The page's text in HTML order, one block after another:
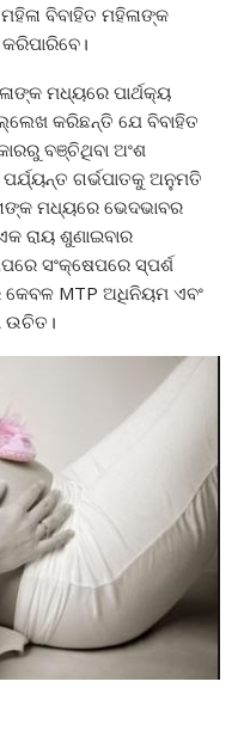
ବିବାହିତ ମହିଳାଙ୍କ
ମଧ୍ୟରେ ପାର୍ଥକ୍ୟ
କରିଛନ୍ତି ଯେ ବିବାହିତ
ବଞ୍ଚିଥିବା ଅଂଶ
ଗର୍ଭପାତକୁ ଅନୁମତି
ମଧ୍ୟରେ ଭେଦଭାବର
ରାୟ ଶୁଣାଇବାର
ସଂକ୍ଷେପରେ ସ୍ପର୍ଶ
କେବଳ MTP ଅଧିନିୟମ ଏବଂ
ଉଚିତ।